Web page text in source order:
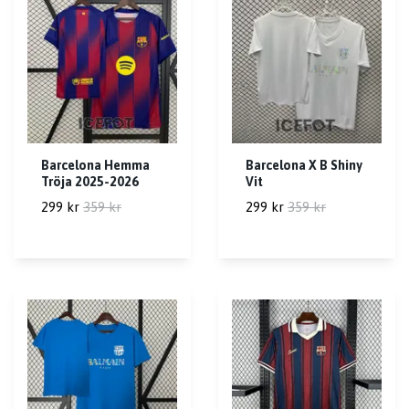
Barcelona Hemma
Tröja 2025-2026
299 kr 359 kr
Barcelona X B Shiny
Vit
299 kr 359 kr